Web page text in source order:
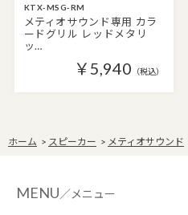
KTX-MSG-RM
メティオサウンド専用 カラ
ードグリル レッドメタリ
ッ…
￥5,940 （税込）
ホーム > スピーカー > メティオサウンド
MENU／メニュー